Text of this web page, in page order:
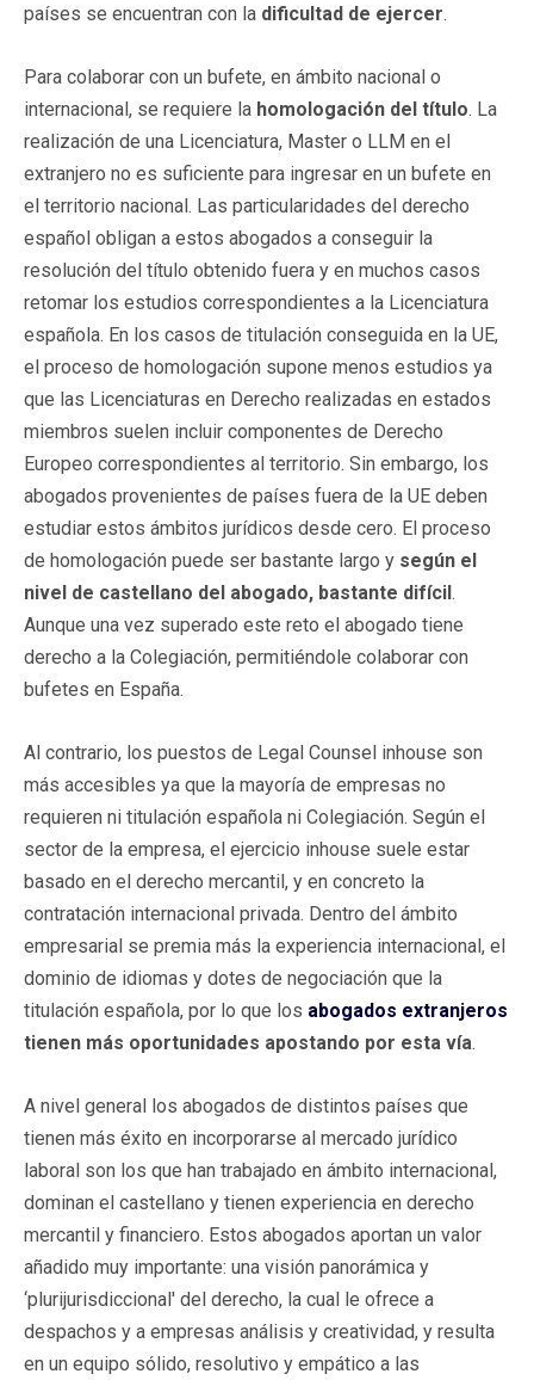
países se encuentran con la dificultad de ejercer.
Para colaborar con un bufete, en ámbito nacional o
internacional, se requiere la homologación del título. La
realización de una Licenciatura, Master o LLM en el
extranjero no es suficiente para ingresar en un bufete en
el territorio nacional. Las particularidades del derecho
español obligan a estos abogados a conseguir la
resolución del título obtenido fuera y en muchos casos
retomar los estudios correspondientes a la Licenciatura
española. En los casos de titulación conseguida en la UE,
el proceso de homologación supone menos estudios ya
que las Licenciaturas en Derecho realizadas en estados
miembros suelen incluir componentes de Derecho
Europeo correspondientes al territorio. Sin embargo, los
abogados provenientes de países fuera de la UE deben
estudiar estos ámbitos jurídicos desde cero. El proceso
de homologación puede ser bastante largo y según el
nivel de castellano del abogado, bastante difícil.
Aunque una vez superado este reto el abogado tiene
derecho a la Colegiación, permitiéndole colaborar con
bufetes en España.
Al contrario, los puestos de Legal Counsel inhouse son
más accesibles ya que la mayoría de empresas no
requieren ni titulación española ni Colegiación. Según el
sector de la empresa, el ejercicio inhouse suele estar
basado en el derecho mercantil, y en concreto la
contratación internacional privada. Dentro del ámbito
empresarial se premia más la experiencia internacional, el
dominio de idiomas y dotes de negociación que la
titulación española, por lo que los abogados extranjeros
tienen más oportunidades apostando por esta vía.
A nivel general los abogados de distintos países que
tienen más éxito en incorporarse al mercado jurídico
laboral son los que han trabajado en ámbito internacional,
dominan el castellano y tienen experiencia en derecho
mercantil y financiero. Estos abogados aportan un valor
añadido muy importante: una visión panorámica y
‘plurijurisdiccional' del derecho, la cual le ofrece a
despachos y a empresas análisis y creatividad, y resulta
en un equipo sólido, resolutivo y empático a las